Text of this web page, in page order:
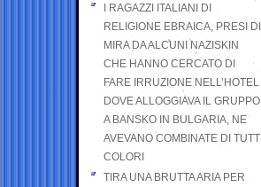
I RAGAZZI ITALIANI DI
RELIGIONE EBRAICA, PRESI DI
MIRA DA ALCUNI NAZISKIN
CHE HANNO CERCATO DI
FARE IRRUZIONE NELL’HOTEL
DOVE ALLOGGIAVA IL GRUPPO
A BANSKO IN BULGARIA, NE
AVEVANO COMBINATE DI TUTTI
COLORI
TIRA UNA BRUTTA ARIA PER